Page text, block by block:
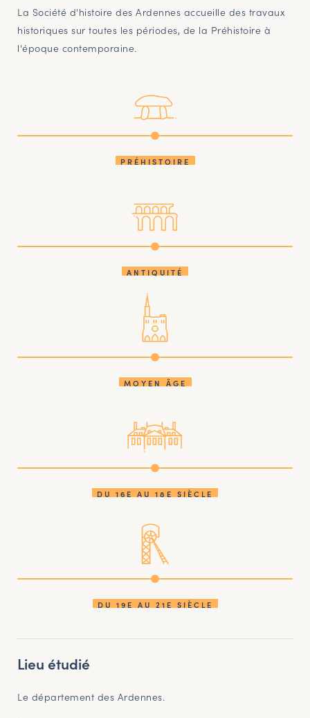
La Société d'histoire des Ardennes accueille des travaux
historiques sur toutes les périodes, de la Préhistoire à
l'époque contemporaine.
PRÉHISTOIRE
ANTIQUITÉ
MOYEN ÂGE
DU 16E AU 18E SIÈCLE
DU 19E AU 21E SIÈCLE
Lieu étudié
Le département des Ardennes.